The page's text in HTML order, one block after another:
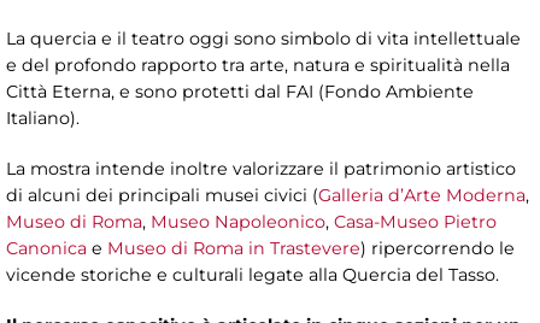
La quercia e il teatro oggi sono simbolo di vita intellettuale
e del profondo rapporto tra arte, natura e spiritualità nella
Città Eterna, e sono protetti dal FAI (Fondo Ambiente
Italiano).
La mostra intende inoltre valorizzare il patrimonio artistico
di alcuni dei principali musei civici (Galleria d’Arte Moderna,
Museo di Roma, Museo Napoleonico, Casa-Museo Pietro
Canonica e Museo di Roma in Trastevere) ripercorrendo le
vicende storiche e culturali legate alla Quercia del Tasso.